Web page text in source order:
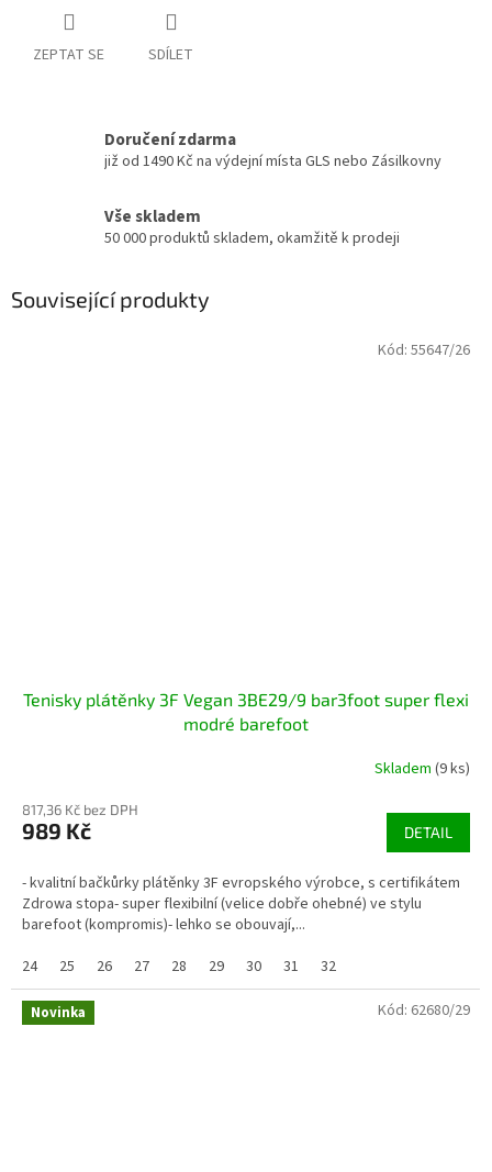
ZEPTAT SE SDÍLET
Doručení zdarma
již od 1490 Kč na výdejní místa GLS nebo Zásilkovny
Vše skladem
50 000 produktů skladem, okamžitě k prodeji
Související produkty
Tenisky plátěnky 3F Vegan 3BE29/9 bar3foot super flexi
modré barefoot
Skladem (9 ks)
817,36 Kč bez DPH
989 Kč DETAIL
- kvalitní bačkůrky plátěnky 3F evropského výrobce, s certifikátem
Zdrowa stopa- super flexibilní (velice dobře ohebné) ve stylu
barefoot (kompromis)- lehko se obouvají,...
24
25 26 27 28 29 30 31 32
Kód: 55647/26
Novinka Kód: 62680/29